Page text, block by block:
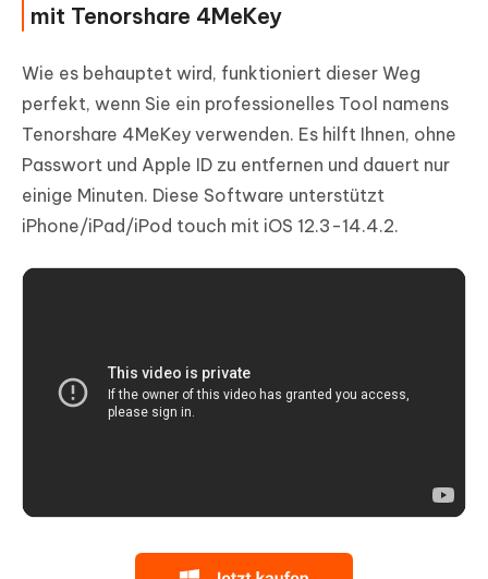
mit Tenorshare 4MeKey
Wie es behauptet wird, funktioniert dieser Weg
perfekt, wenn Sie ein professionelles Tool namens
Tenorshare 4MeKey verwenden. Es hilft Ihnen, ohne
Passwort und Apple ID zu entfernen und dauert nur
einige Minuten. Diese Software unterstützt
iPhone/iPad/iPod touch mit iOS 12.3-14.4.2.